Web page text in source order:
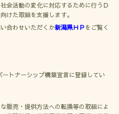
会活動の変化に対応するために行うＤ
けた取組を支援します。
合わせいただくか新潟県ＨＰをご覧く
トナーシップ構築宣言に登録してい
販売・提供方法への転換等の取組によ